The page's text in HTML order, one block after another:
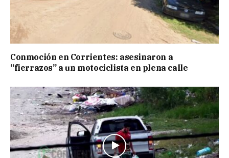
Conmoción en Corrientes: asesinaron a
“fierrazos” a un motociclista en plena calle